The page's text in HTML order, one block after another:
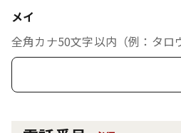
メイ
全角カナ50文字以内（例：タロ